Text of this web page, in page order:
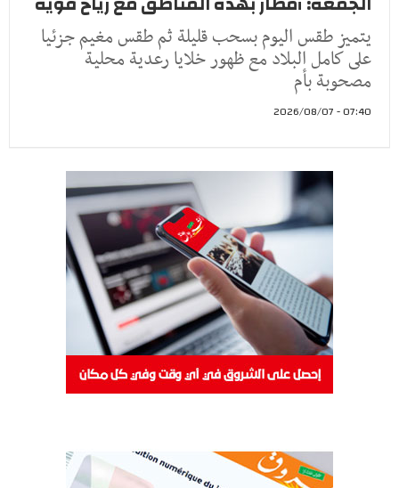
يتميز طقس اليوم بسحب قليلة ثم طقس مغيم جزئيا
على كامل البلاد مع ظهور خلايا رعدية محلية
مصحوبة بأم
07:40 - 2026/08/07